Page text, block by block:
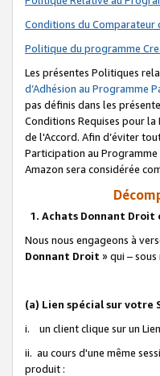
Conditions du Comparateur
Politique du programme
Les présentes Politiques
d’Adhésion au Programme
pas définis dans les
Conditions Requises pour
de l'Accord. Afin d’éviter
Participation au Programme
Amazon sera considérée
1. Achats Donnant
Nous nous engageons à
Donnant Droit » qui –
(a) Lien spécial sur votre
i. un client clique sur un
ii. au cours d'une même
produit :